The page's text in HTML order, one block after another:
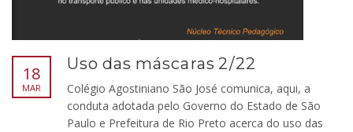
18
MAR
Uso das máscaras 2/22
Colégio Agostiniano São José comunica, aqui, a
conduta adotada pelo Governo do Estado de São
Paulo e Prefeitura de Rio Preto acerca do uso das